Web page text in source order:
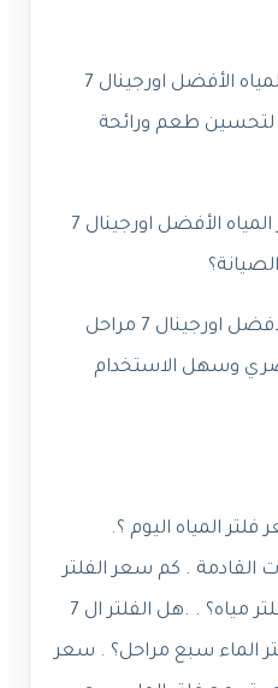
نعم، يحتوي فلتر المياه الأفضل اورجينال 7
لتحسين طعم ورائحة
هل فلتر المياه الأفضل اورجينال 7
نعم، فلتر المياه الأفضل اورجينال 7 مراحل
وسهل الاستخدام
المياه اليوم ؟.
القادمة . كم سعر الفلتر
مياه؟ . .
هل الفلتر ال 7
الماء سبع مراحل؟ . سعر